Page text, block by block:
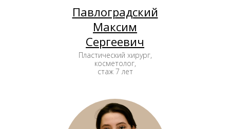
Павлоградский
Максим
Сергеевич
Пластический хирург,
косметолог,
стаж 7 лет